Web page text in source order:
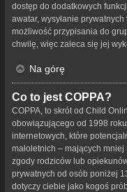
dostęp do dodatkowych
awatar, wysyłanie
możliwość przypisania do
chwilę, więc zaleca się jej
Na górę
Co to jest COPPA?
COPPA, to skrót od Child
obowiązującego od 1998
internetowych, które
małoletnich – mających
zgody rodziców lub
prywatnych od osób poniżej
dotyczy ciebie jako kogoś